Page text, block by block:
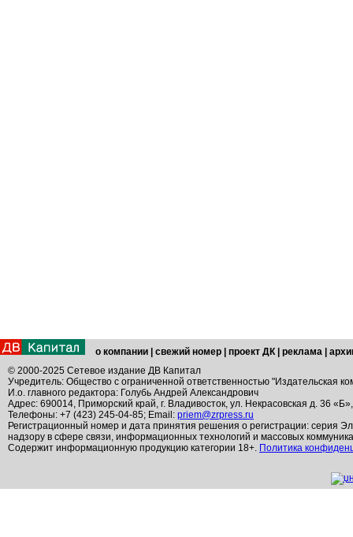
о компании свежий номер проект ДК реклама
© 2000-2025 Сетевое издание ДВ Капитал
Учредитель: Общество с ограниченной ответственностью "Издательская
И.о. главного редактора: Голубь Андрей Александрович
Адрес: 690014, Приморский край, г. Владивосток, ул. Некрасовская д. 36
Телефоны: +7 (423) 245-04-85; Email: priem@zrpress.ru
Регистрационный номер и дата принятия решения о регистрации: серия
надзору в сфере связи, информационных технологий и массовых
Содержит информационную продукцию категории 18+. Политика